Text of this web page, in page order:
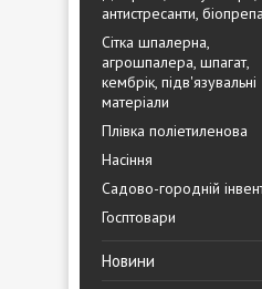
антистресанти,
Сітка шпалерна,
агрошпалера, шпагат,
кембрік, підв'язувальні
матеріали
Плівка поліетиленова
Насіння
Садово-городній
Госптовари
Новини